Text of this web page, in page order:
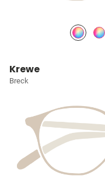
Krewe
Breck